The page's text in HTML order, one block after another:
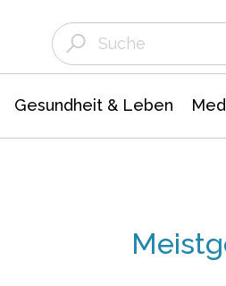
Gesundheit & Leben